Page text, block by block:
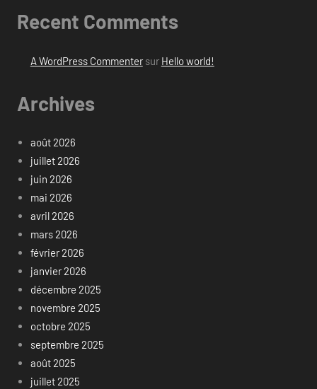
Recent Comments
A WordPress Commentersur Hello world!
Archives
août 2026
juillet 2026
juin 2026
mai 2026
avril 2026
mars 2026
février 2026
janvier 2026
décembre 2025
novembre 2025
octobre 2025
septembre 2025
août 2025
juillet 2025